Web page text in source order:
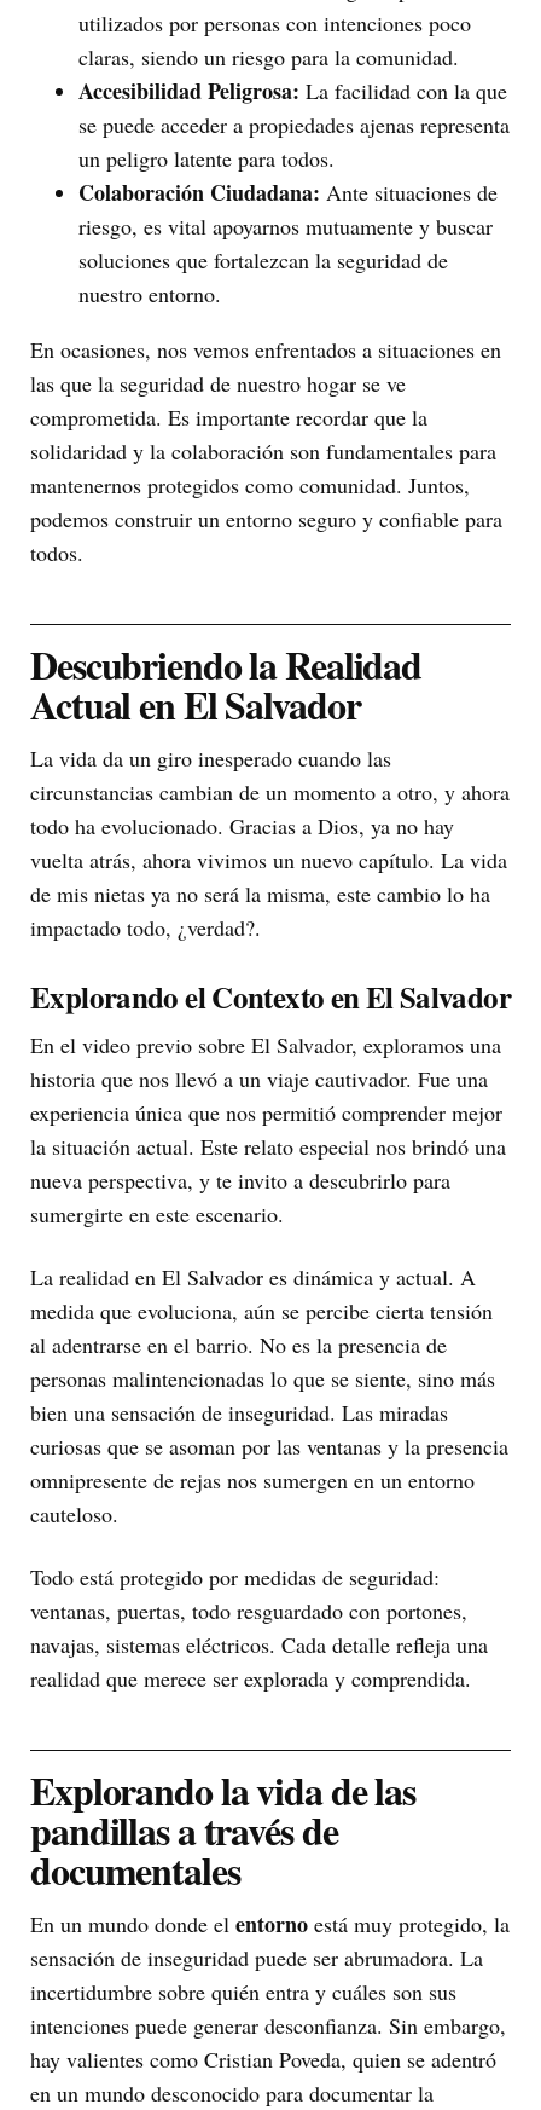
utilizados por personas con intenciones poco
claras, siendo un riesgo para la comunidad.
Accesibilidad Peligrosa: La facilidad con la que
se puede acceder a propiedades ajenas representa
un peligro latente para todos.
Colaboración Ciudadana: Ante situaciones de
riesgo, es vital apoyarnos mutuamente y buscar
soluciones que fortalezcan la seguridad de
nuestro entorno.
En ocasiones, nos vemos enfrentados a situaciones en
las que la seguridad de nuestro hogar se ve
comprometida. Es importante recordar que la
solidaridad y la colaboración son fundamentales para
mantenernos protegidos como comunidad. Juntos,
podemos construir un entorno seguro y confiable para
todos.
Descubriendo la Realidad
Actual en El Salvador
La vida da un giro inesperado cuando las
circunstancias cambian de un momento a otro, y ahora
todo ha evolucionado. Gracias a Dios, ya no hay
vuelta atrás, ahora vivimos un nuevo capítulo. La vida
de mis nietas ya no será la misma, este cambio lo ha
impactado todo, ¿verdad?.
Explorando el Contexto en El Salvador
En el video previo sobre El Salvador, exploramos una
historia que nos llevó a un viaje cautivador. Fue una
experiencia única que nos permitió comprender mejor
la situación actual. Este relato especial nos brindó una
nueva perspectiva, y te invito a descubrirlo para
sumergirte en este escenario.
La realidad en El Salvador es dinámica y actual. A
medida que evoluciona, aún se percibe cierta tensión
al adentrarse en el barrio. No es la presencia de
personas malintencionadas lo que se siente, sino más
bien una sensación de inseguridad. Las miradas
curiosas que se asoman por las ventanas y la presencia
omnipresente de rejas nos sumergen en un entorno
cauteloso.
Todo está protegido por medidas de seguridad:
ventanas, puertas, todo resguardado con portones,
navajas, sistemas eléctricos. Cada detalle refleja una
realidad que merece ser explorada y comprendida.
Explorando la vida de las
pandillas a través de
documentales
En un mundo donde el entorno está muy protegido, la
sensación de inseguridad puede ser abrumadora. La
incertidumbre sobre quién entra y cuáles son sus
intenciones puede generar desconfianza. Sin embargo,
hay valientes como Cristian Poveda, quien se adentró
en un mundo desconocido para documentar la